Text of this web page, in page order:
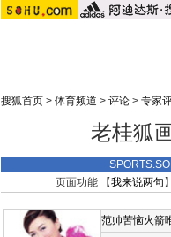
搜狐首页 > 体育频道 > 评论 > 专家
老桂狐
页面功能 【我来说两句
范帅苦恼火箭